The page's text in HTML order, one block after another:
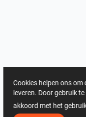
Cookies helpen ons
leveren. Door gebruik
akkoord met het